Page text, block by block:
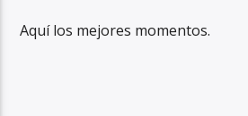
Aquí los mejores momentos.